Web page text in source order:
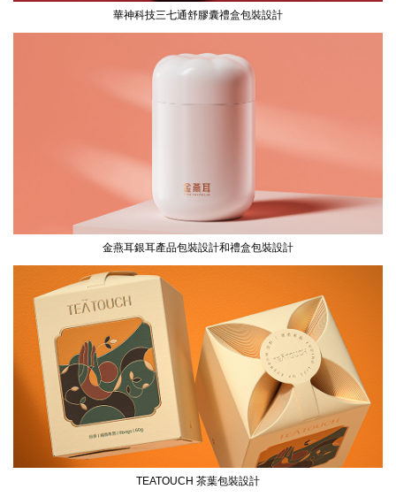
華神科技三七通舒膠囊禮盒包裝設計
金燕耳銀耳產品包裝設計和禮盒包裝設計
TEATOUCH 茶葉包裝設計